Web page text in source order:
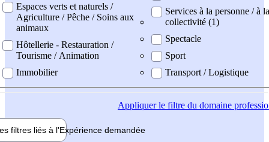
Espaces verts et naturels /
Agriculture / Pêche / Soins aux
animaux
Hôtellerie - Restauration /
Tourisme / Animation
Immobilier
Services à la personne / à la
collectivité (1)
Spectacle
Sport
Transport / Logistique
Appliquerle filtre du domaine
filtres liés à l'Expérience demandée